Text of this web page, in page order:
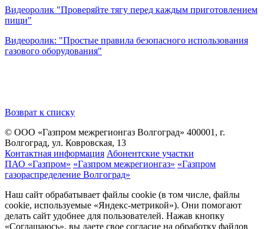
Видеоролик "Проверяйте тягу перед каждым приготовлением
пищи"
Видеоролик: "Простые правила безопасного использования
газового оборудования"
Возврат к списку
© ООО «Газпром межрегионгаз Волгоград» 400001, г.
Волгоград, ул. Ковровская, 13
Контактная информация Абонентские участки
ПАО «Газпром» «Газпром межрегионгаз» «Газпром
газораспределение Волгоград»
Наш сайт обрабатывает файлы cookie (в том числе, файлы
cookie, используемые «Яндекс-метрикой»). Они помогают
делать сайт удобнее для пользователей. Нажав кнопку
«Соглашаюсь», вы даете свое согласие на обработку файлов